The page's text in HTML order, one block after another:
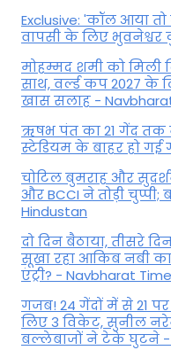
Exclusive: 'कॉल आया
वापसी के लिए भुवनेश्वर
मोहम्मद शमी को मिली
साथ, वर्ल्ड कप 2027 के
खास सलाह -
ऋषभ पंत का 21 गेंद तक
स्टेडियम के बाहर हो गई
चोटिल बुमराह और
और BCCI ने तोड़ी
Hindustan
दो दिन बैठाया, तीसरे
सूखा रहा आकिब नबी
एंट्री? - Navbharat
गजब! 24 गेंदों में से 21
लिए 3 विकेट, सुनील
बल्लेबाजों ने टेके घुटने -